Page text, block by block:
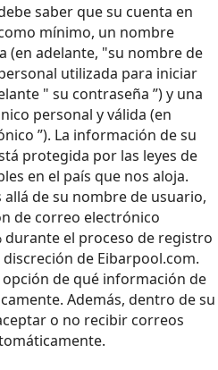
saber que su cuenta en
mínimo, un nombre
(en adelante, "su nombre de
utilizada para iniciar
" su contraseña ”) y una
personal y válida (en
”). La información de su
protegida por las leyes de
en el país que nos aloja.
de su nombre de usuario,
de correo electrónico
durante el proceso de registro
de Eibarpool.com.
de qué información de
Además, dentro de su
o no recibir correos